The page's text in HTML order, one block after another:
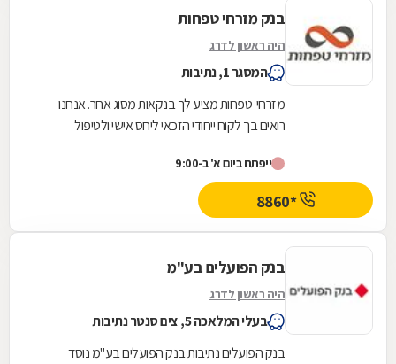
בנק מזרחי טפחות
היה ראשון לדרג
המסגר 1, נתיבות
מזרחי-טפחות מציע לך בנקאות מסוג אחר. אנחנו
רואים בך לקוח ייחודי הזכאי ליחס אישי ולטיפול
התייחסות...
ייפתח ביום א' ב-9:00
*8860
בנק הפועלים בע"מ
היה ראשון לדרג
בעלי המלאכה 5, צים סנטר נתיבות
בנק הפועלים נתיבות בנק הפועלים בע"מ נוסד